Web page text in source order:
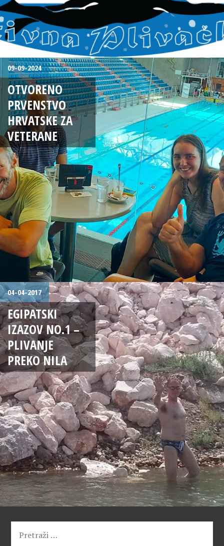
09-09-2024
OTVORENO
PRVENSTVO
HRVATSKE ZA
VETERANE
04-04-2017
EGIPATSKI
IZAZOV NO.1 –
PLIVANJE
PREKO NILA